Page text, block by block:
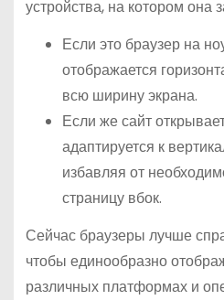
устройства, на котором она
Если это браузер на
отображается
всю ширину экрана.
Если же сайт
адаптируется к
избавляя от
страницу вбок.
Сейчас браузеры лучше
чтобы единообразно
различных платформах и